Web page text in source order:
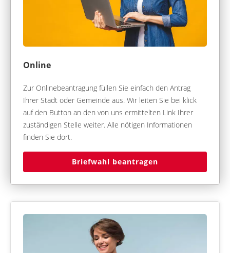
Online
Zur Onlinebeantragung füllen Sie einfach den Antrag
Ihrer Stadt oder Gemeinde aus. Wir leiten Sie bei klick
auf den Button an den von uns ermittelten Link Ihrer
zuständigen Stelle weiter. Alle nötigen Informationen
finden Sie dort.
Briefwahl beantragen